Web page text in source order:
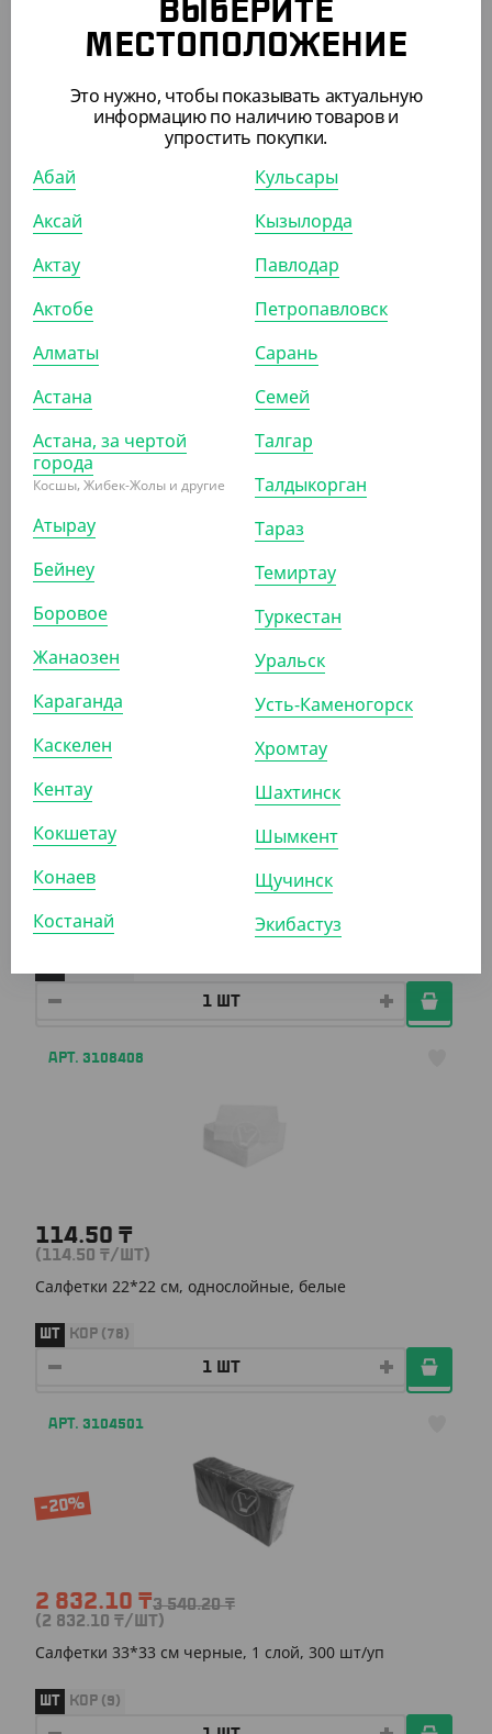
2 270₸
Салатник OneClick, 250 мл, крафт
КОР (900)
АРТ. 3701804
-10%
603₸
(6.03
Пакет с V дном, крафт, БУН, 100*60*300 мм
1 758.20
(1 758.20
Салфетки 24*24 см крафт, 1 слой, 400 шт/уп
АРТ. 3108408
114.50 ₸
(114.50 ₸/ШТ)
Салфетки 22*22 см, однослойные, белые
ШТ КОР (78)
АРТ. 3104501
-20%
2 832.10 ₸3 540.20₸
(2 832.10 ₸/ШТ)
Салфетки 33*33 см черные, 1 слой, 300 шт/уп
ШТ КОР (9)
ВЫБЕРИТЕ
МЕСТОПОЛОЖЕНИЕ
Это нужно, чтобы показывать актуальную
информацию по наличию товаров и
упростить покупки.
Абай
Аксай
Актау
Актобе
Алматы
Астана
Астана, за чертой
города
Косшы, Жибек-Жолы и другие
Атырау
Бейнеу
Боровое
Жанаозен
Караганда
Каскелен
Кентау
Кокшетау
Конаев
Костанай
Кульсары
Кызылорда
Павлодар
Петропавловск
Сарань
Семей
Талгар
Талдыкорган
Тараз
Темиртау
Туркестан
Уральск
Усть-Каменогорск
Хромтау
Шахтинск
Шымкент
Щучинск
Экибастуз